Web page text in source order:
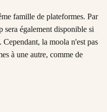
famille de plateformes. Par
sera également disponible si
la moola n'est pas
à une autre, comme de